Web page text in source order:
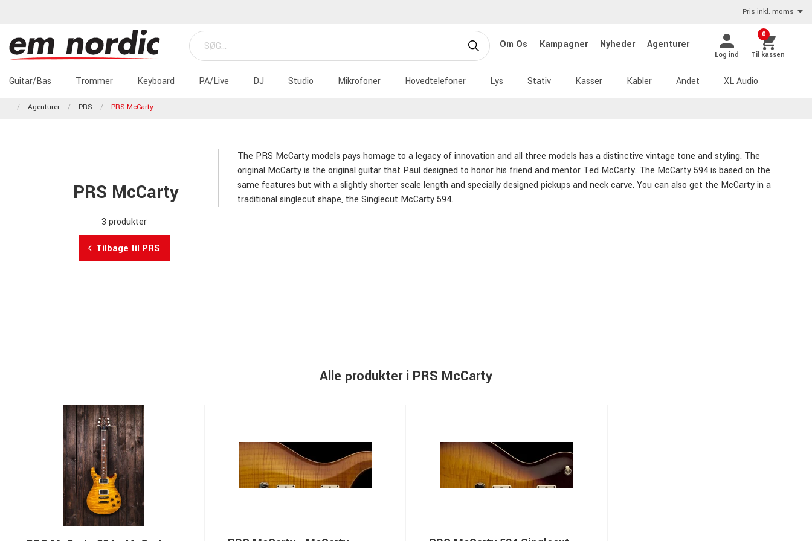
Pris inkl. moms
Om Os Kampagner Nyheder Agenturer
Log ind
0
Til kassen
Guitar/Bas Trommer Keyboard PA/Live DJ Studio Mikrofoner Hovedtelefoner Lys Stativ Kasser Kabler Andet XL Audio
Agenturer PRS PRS McCarty
PRS McCarty
3 produkter
Tilbage til PRS
The PRS McCartymodels pays homage to a legacy of innovation and all three models has a distinctive vintage tone and styling. The
original McCarty is the original guitar that Paul designed to honor his friend and mentor Ted McCarty. The McCarty 594 is based on the
same features but with a slightly shorter scale length and specially designed pickups and neck carve. You can also get the McCarty in a
traditional singlecut shape, the Singlecut McCarty 594.
Alle produkter i PRS McCarty